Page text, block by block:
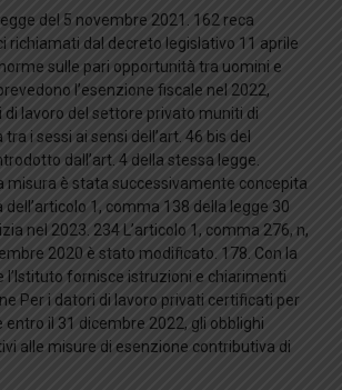
del 5 novembre 2021. 162 reca
richiamati dal decreto legislativo 11 aprile
sulle pari opportunità tra uomini e
l’esenzione fiscale nel 2022,
lavoro del settore privato muniti di
i sessi ai sensi dell’art. 46 bis del
dall’art. 4 della stessa legge.
misura è stata successivamente concepita
1, comma 138 della legge 30
nel 2023. 234 L’articolo 1, comma 276, n,
2020 è stato modificato. 178. Con la
l’Istituto fornisce istruzioni e chiarimenti
Per i datori di lavoro privati ​​certificati per
entro il 31 dicembre 2022, gli obblighi
alle misure di esenzione contributiva di